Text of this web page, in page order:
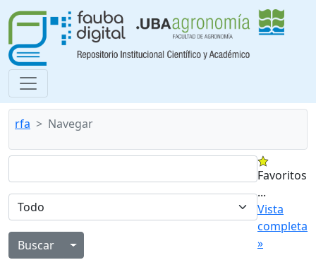
rfa Navegar
Alternar menú desplegable
Favoritos
...
Vista
completa
»